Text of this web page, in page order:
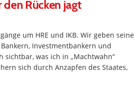
Rücken jagt
um HRE und IKB. Wir geben seine
Investmentbankern und
was ich in „Machtwahn“
sich durch Anzapfen des Staates,